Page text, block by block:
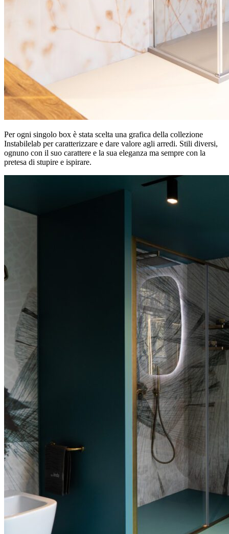
Per ogni singolo box è stata scelta una grafica della collezione
Instabilelab per caratterizzare e dare valore agli arredi. Stili diversi,
ognuno con il suo carattere e la sua eleganza ma sempre con la
pretesa di stupire e ispirare.